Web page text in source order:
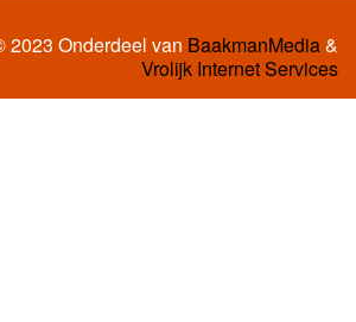
2023 Onderdeel van BaakmanMedia&
Vrolijk Internet Services